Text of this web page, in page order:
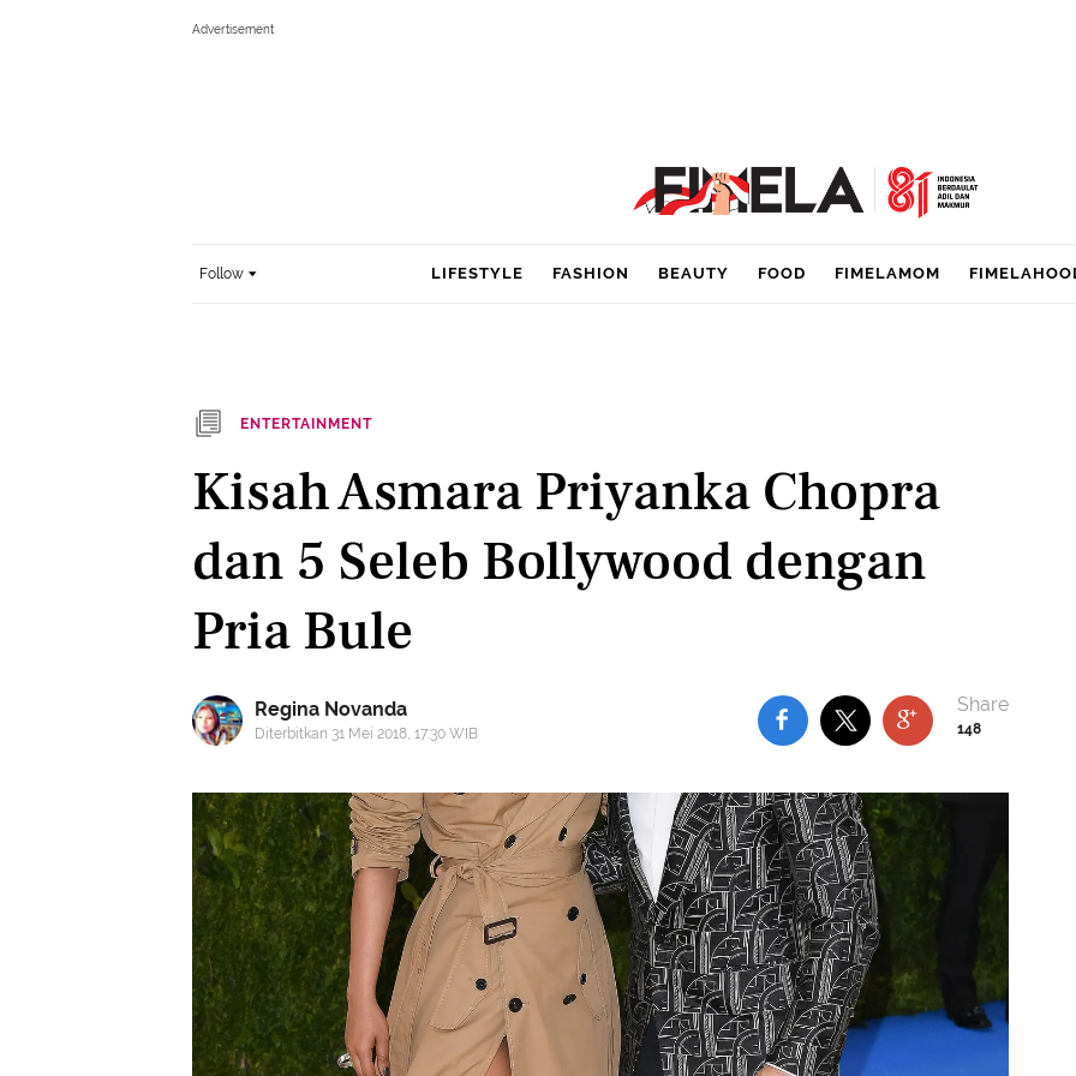
Follow LIFESTYLE FASHION BEAUTY FOOD FIMELAMOM
ENTERTAINMENT
Kisah Asmara Priyanka Chopra
dan 5 Seleb Bollywood dengan
Pria Bule
Regina Novanda
Diterbitkan 31 Mei 2018, 17:30 WIB 148